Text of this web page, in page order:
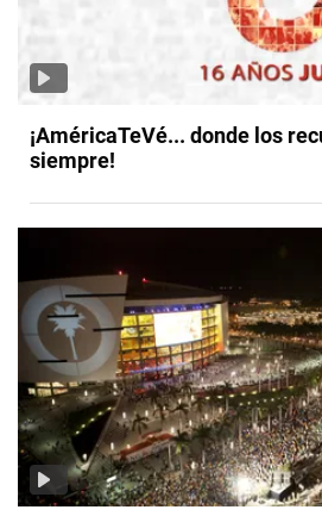
¡AméricaTeVé... donde los
siempre!